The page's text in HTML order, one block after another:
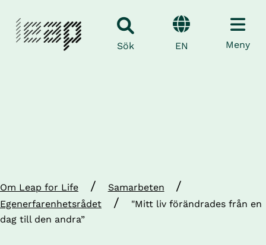
Sök EN Meny
Om Leap for Life / Samarbeten /
Egenerfarenhetsrådet /
"Mitt liv förändrades från en
dag till den andra”